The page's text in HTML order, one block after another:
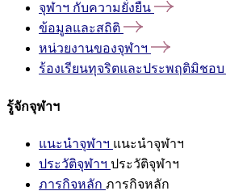
จุฬาฯ กับความยั่งยืน
ข้อมูลและสถิติ
หน่วยงานของจุฬาฯ
ร้องเรียนทุจริตและประพฤติมิชอบ
รู้จักจุฬาฯ
แนะนำจุฬาฯ แนะนำจุฬาฯ
ประวัติจุฬาฯ ประวัติจุฬาฯ
ภารกิจหลัก ภารกิจหลัก